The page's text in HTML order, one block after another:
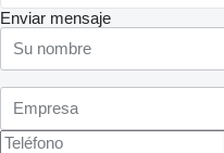
Enviar mensaje